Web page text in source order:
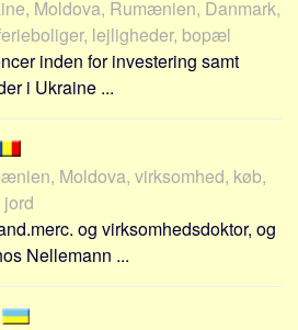
Moldova, Rumænien, Danmark,
lejligheder, bopæl
inden for investering samt
i Ukraine ...
Moldova, virksomhed, køb,
og virksomhedsdoktor, og
Nellemann ...